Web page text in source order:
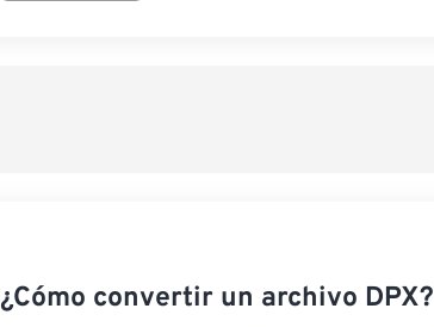
¿Cómo convertir un archivo DPX?